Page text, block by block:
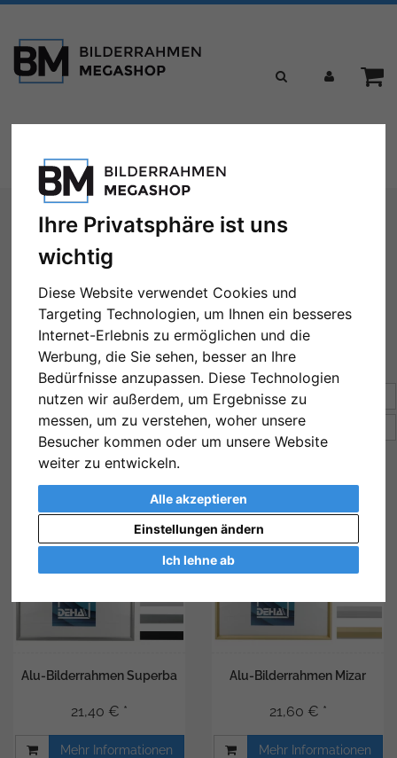
Ihre Privatsphäre ist uns
wichtig
Diese Website verwendet Cookies und
Targeting Technologien, um Ihnen ein besseres
Internet-Erlebnis zu ermöglichen und die
Werbung, die Sie sehen, besser an Ihre
Bedürfnisse anzupassen. Diese Technologien
nutzen wir außerdem, um Ergebnisse zu
messen, um zu verstehen, woher unsere
Besucher kommen oder um unsere Website
weiter zu entwickeln.
Alle akzeptieren
Ich lehne ab
Einstellungen ändern
navigation
Sie sind hier:
DEHA Design
Alle Filter zurücksetzen
Rahmentyp: Alurahmen
Sortierung:Preis
Artikel pro Seite 16
Alu-Bilderrahmen Superba
21,40 € *
Mehr Informationen
Alu-Bilderrahmen Mizar
21,60 € *
Mehr Informationen